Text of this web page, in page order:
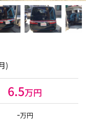
)
6.5万円
-万円